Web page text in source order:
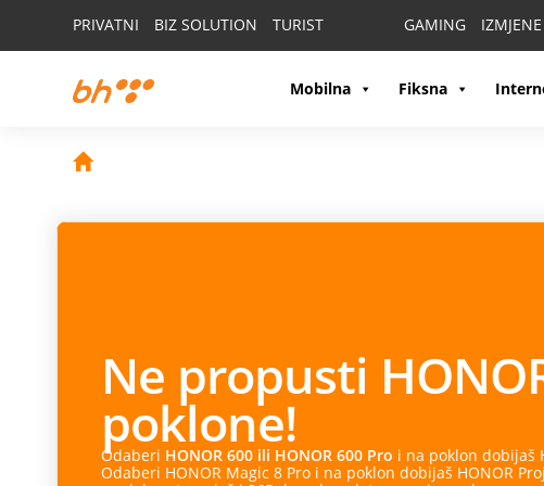
PRIVATNI BIZ SOLUTION TURIST GAMING
Mobilna Fiksna
Ne propusti
poklone!
Odaberi HONOR 600 ili HONOR 600 Pro i na poklon dobijaš
Odaberi HONOR Magic 8 Pro i na poklon dobijaš HONOR